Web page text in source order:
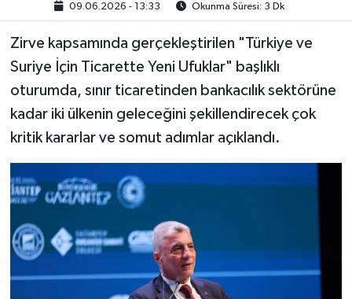
09.06.2026 - 13:33 Okunma Süresi: 3 Dk
Zirve kapsamında gerçekleştirilen "Türkiye ve
Suriye İçin Ticarette Yeni Ufuklar" başlıklı
oturumda, sınır ticaretinden bankacılık sektörüne
kadar iki ülkenin geleceğini şekillendirecek çok
kritik kararlar ve somut adımlar açıklandı.